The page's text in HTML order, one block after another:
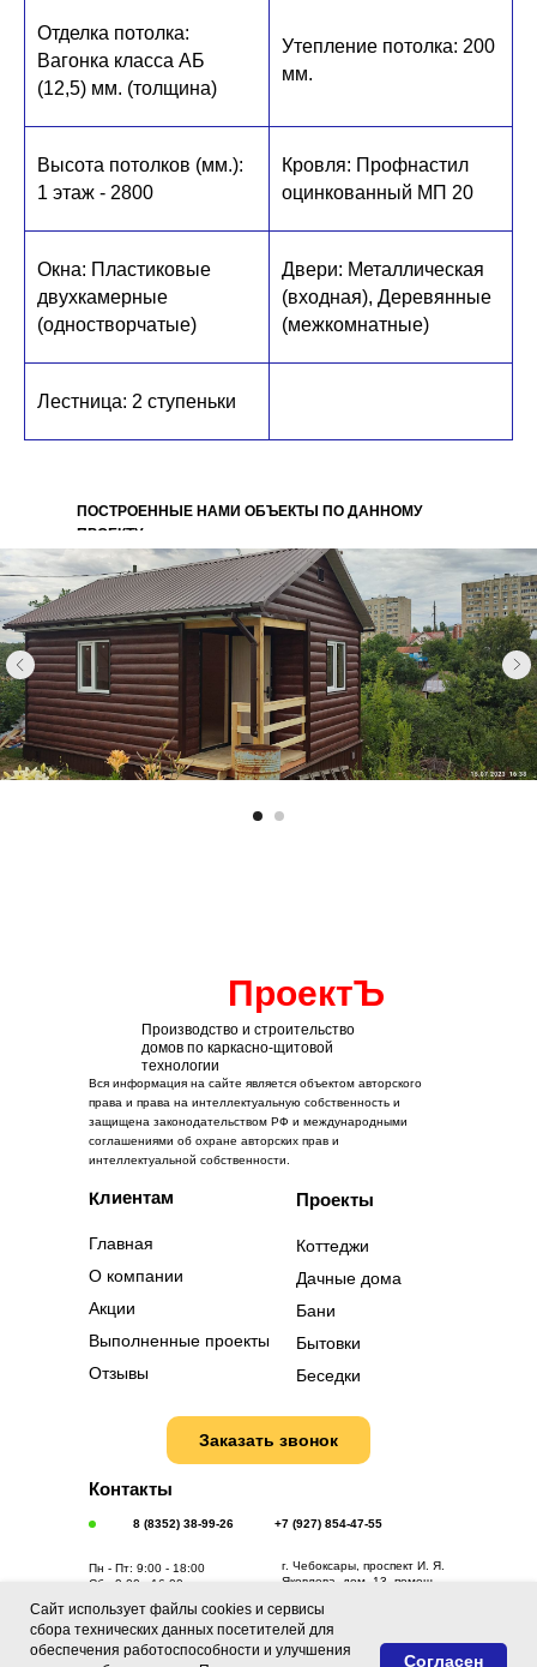
Отделка потолка:
Вагонка класса АБ
(12,5) мм. (толщина)
Утепление потолка: 200
мм.
Высота потолков (мм.):
1 этаж - 2800
Кровля: Профнастил
оцинкованный МП 20
Окна: Пластиковые
двухкамерные
(одностворчатые)
Двери: Металлическая
(входная), Деревянные
(межкомнатные)
Лестница: 2 ступеньки
ПОСТРОЕННЫЕ НАМИ ОБЪЕКТЫ ПО ДАННОМУ
ПРОЕКТУ
8 (8352) 38-99-26 +7 (927) 854-47-55
Заказать звонок
Вся информация на сайте является объектом авторского
права и права на интеллектуальную собственность и
защищена законодательством РФ и международными
соглашениями об охране авторских прав и
интеллектуальной собственности.
Клиентам Проекты
Контакты
Коттеджи
Бани
Дачные дома
Бытовки
Беседки
Главная
Акции
О компании
Отзывы
Выполненные проекты
Мы в соц.
ПроектЪ
Производство и строительство
домов по каркасно-щитовой
технологии
Пн - Пт: 9:00 - 18:00
Сб.: 9:00 - 16:00
г. Чебоксары, проспект И. Я.
Яковлева, дом. 13, помещ.
(с левого торца здания)
Сайт использует файлы cookies и сервисы
сбора технических данных посетителей для
обеспечения работоспособности и улучшения
Согласен